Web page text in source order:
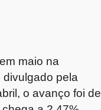
maio na
pela
o avanço foi de